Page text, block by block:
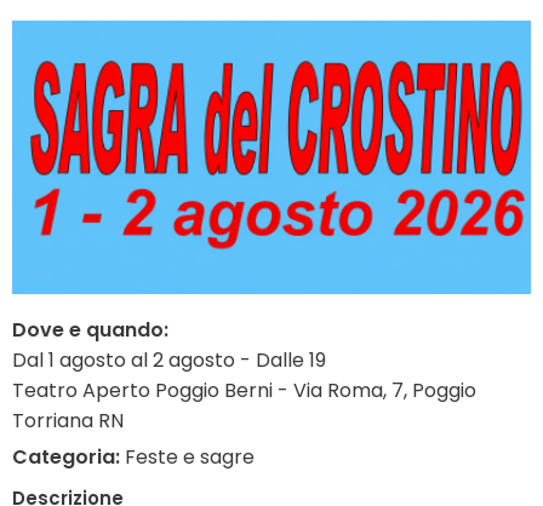
Dove e quando:
Dal 1 agosto al 2 agosto - Dalle 19
Teatro Aperto Poggio Berni - Via Roma, 7, Poggio
Torriana RN
Categoria: Feste e sagre
Descrizione